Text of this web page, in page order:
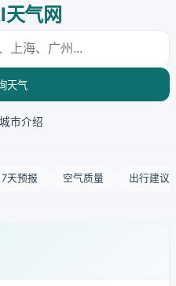
气网
天气
市介绍
7天预报 空气质量 出行建议